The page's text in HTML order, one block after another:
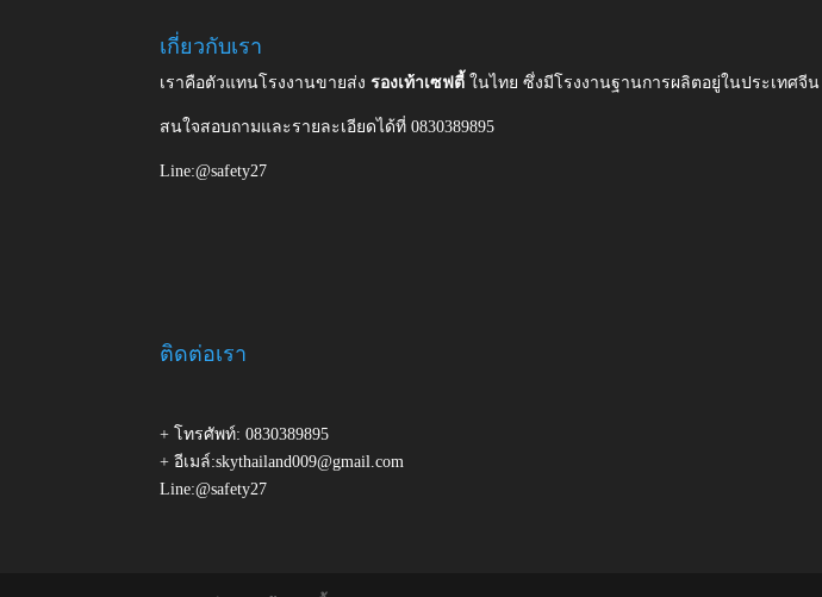
เกี่ยวกับเรา
เราคือตัวแทนโรงงานขายส่งรองเท้าเซฟตี้ในไทย ซึ่งมีโรงงานฐานการผลิตอยู่ในประเทศ
สนใจสอบถามและรายละเอียดได้ที่ 0830389895
Line:@safety27
ติดต่อเรา
+ โทรศัพท์: 0830389895
+ อีเมล์:skythailand009@gmail.com
Line:@safety27